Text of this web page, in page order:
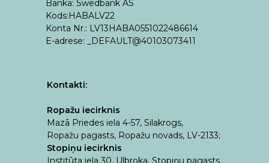
Banka: Swedbank AS
Kods:HABALV22
Konta Nr.: LV13HABA0551022486614
E-adrese: _DEFAULT@40103073411
Kontakti:
Ropažu iecirknis
Mazā Priedes iela 4-57, Silakrogs,
Ropažu pagasts, Ropažu novads, LV-2133;
Stopiņu iecirknis
Institūta iela 30, Ulbroka, Stopiņu pagasts,